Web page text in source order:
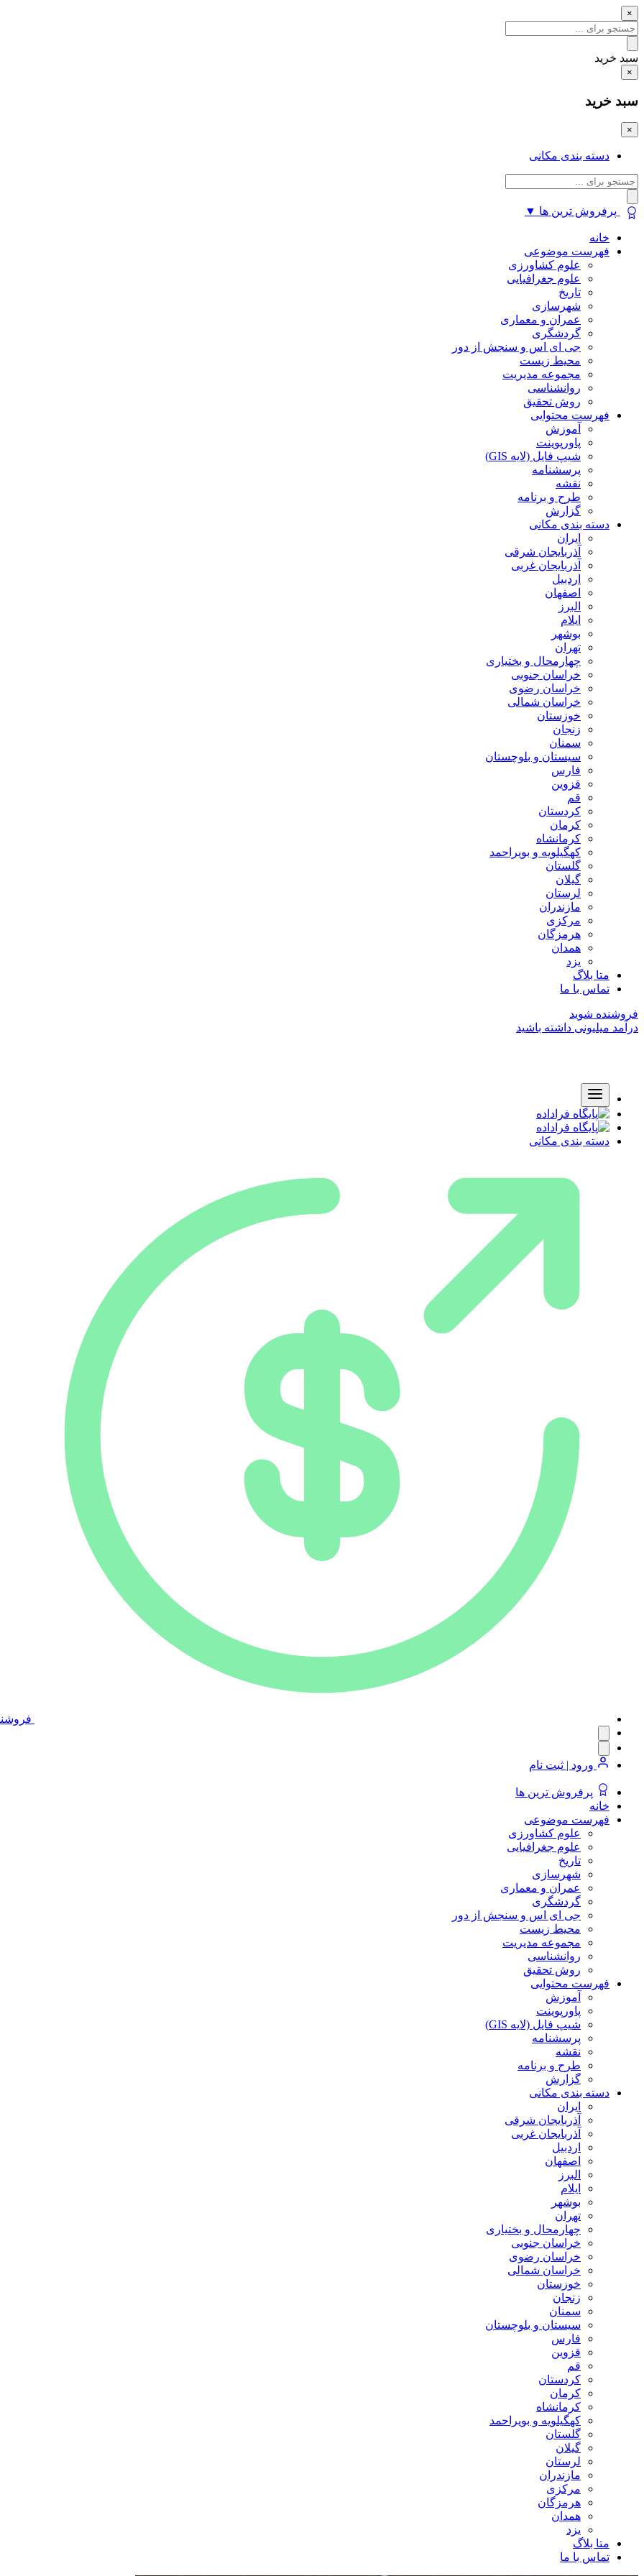
×
سبد خرید
×
سبد خرید
×
دسته بندی مکانی
پرفروش ترین ها ▼
خانه
فهرست موضوعی
علوم کشاورزی
علوم جغرافیایی
تاریخ
شهرسازی
عمران و معماری
گردشگری
جی ای اس و سنجش از دور
محیط زیست
مجموعه مدیریت
روانشناسی
روش تحقیق
فهرست محتوایی
آموزش
پاورپوینت
شیپ فایل (لایه GIS)
پرسشنامه
نقشه
طرح و برنامه
گزارش
دسته بندی مکانی
ایران
آذربایجان شرقی
آذربایجان غربی
اردبیل
اصفهان
البرز
ایلام
بوشهر
تهران
چهارمحال و بختیاری
خراسان جنوبی
خراسان رضوی
خراسان شمالی
خوزستان
زنجان
سمنان
سیستان و بلوچستان
فارس
قزوین
قم
کردستان
کرمان
کرمانشاه
کهگیلویه و بویراحمد
گلستان
گیلان
لرستان
مازندران
مرکزی
هرمزگان
همدان
یزد
متا بلاگ
تماس با ما
فروشنده شوید
درآمد میلیونی داشته باشید
دسته بندی مکانی
ورود | ثبت نام
پرفروش ترین ها
خانه
فهرست موضوعی
علوم کشاورزی
علوم جغرافیایی
تاریخ
شهرسازی
عمران و معماری
گردشگری
جی ای اس و سنجش از دور
محیط زیست
مجموعه مدیریت
روانشناسی
روش تحقیق
فهرست محتوایی
آموزش
پاورپوینت
شیپ فایل (لایه GIS)
پرسشنامه
نقشه
طرح و برنامه
گزارش
دسته بندی مکانی
ایران
آذربایجان شرقی
آذربایجان غربی
اردبیل
اصفهان
البرز
ایلام
بوشهر
تهران
چهارمحال و بختیاری
خراسان جنوبی
خراسان رضوی
خراسان شمالی
خوزستان
زنجان
سمنان
سیستان و بلوچستان
فارس
قزوین
قم
کردستان
کرمان
کرمانشاه
کهگیلویه و بویراحمد
گلستان
گیلان
لرستان
مازندران
مرکزی
هرمزگان
همدان
یزد
متا بلاگ
تماس با ما